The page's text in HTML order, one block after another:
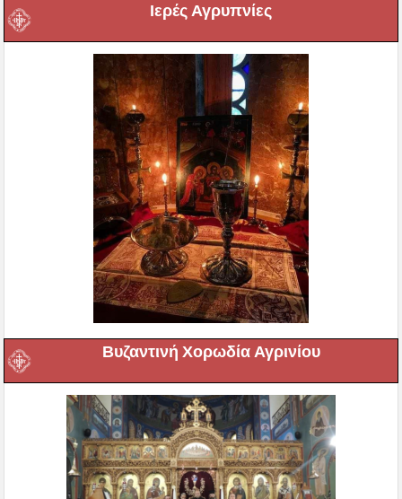
Ιερές Αγρυπνίες
Βυζαντινή Χορωδία Αγρινίου